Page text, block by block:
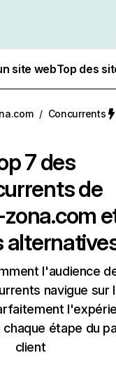
site webTop des
/ Concurrents
7 des
de
l'audience
navigue sur
étape du
client